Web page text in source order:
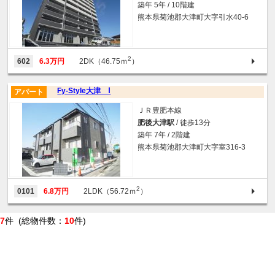
築年 5年 / 10階建
熊本県菊池郡大津町大字引水40-6
602 6.3万円 2DK（46.75ｍ2 ）
Fy-Style大津 Ⅰ
アパート
ＪＲ豊肥本線
肥後大津駅 / 徒歩13分
築年 7年 / 2階建
熊本県菊池郡大津町大字室316-3
0101 6.8万円 2LDK（56.72ｍ2 ）
7件 (総物件数： 10件)